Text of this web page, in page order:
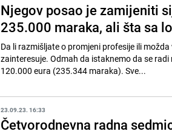
Njegov posao je zamijeniti
235.000 maraka, ali šta sa
Da li razmišljate o promjeni profesije ili
zainteresuje. Odmah da istaknemo da se
120.000 eura (235.344 maraka). Sve...
23.09.23. 16:33
Četvorodnevna radna